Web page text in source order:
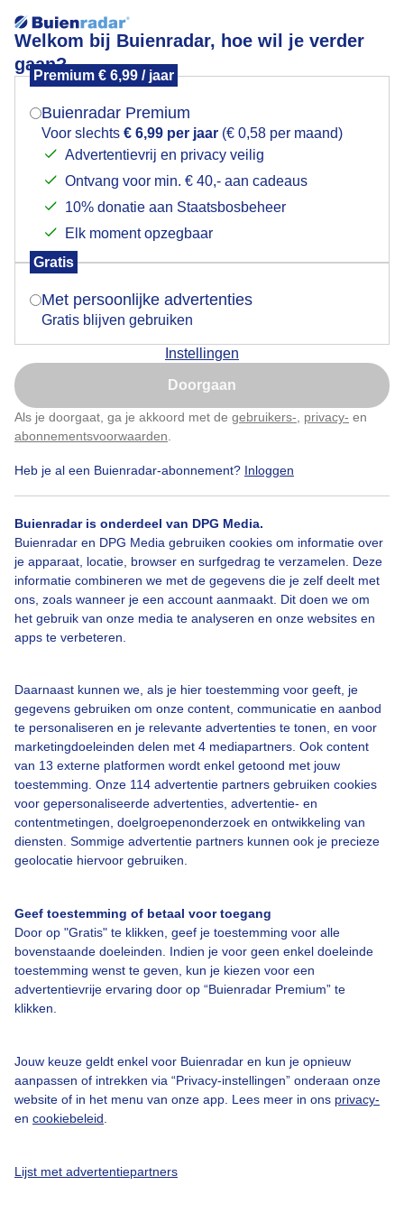
Welkom bij Buienradar, hoe wil je verder
gaan?
Premium € 6,99 / jaar
Buienradar Premium
Voor slechts € 6,99 per jaar (€ 0,58 per maand)
Advertentievrij en privacy veilig
Ontvang voor min. € 40,- aan cadeaus
10% donatie aan Staatsbosbeheer
Elk moment opzegbaar
Gratis
Met persoonlijke advertenties
Gratis blijven gebruiken
Instellingen
Doorgaan
Als je doorgaat, ga je akkoord met de gebruikers- privacy- en
abonnementsvoorwaarden
Heb je al een Buienradar-abonnement? Inloggen
Buienradar is onderdeel van DPG Media.
Buienradar en DPG Media gebruiken cookies om informatie over
je apparaat, locatie, browser en surfgedrag te verzamelen. Deze
informatie combineren we met de gegevens die je zelf deelt met
ons, zoals wanneer je een account aanmaakt. Dit doen we om
het gebruik van onze media te analyseren en onze websites en
apps te verbeteren.
Daarnaast kunnen we, als je hier toestemming voor geeft, je
gegevens gebruiken om onze content, communicatie en aanbod
te personaliseren en je relevante advertenties te tonen, en voor
marketingdoeleinden delen met 4 mediapartners. Ook content
van 13 externe platformen wordt enkel getoond met jouw
toestemming. Onze 114 advertentie partners gebruiken cookies
voor gepersonaliseerde advertenties, advertentie- en
contentmetingen, doelgroepenonderzoek en ontwikkeling van
diensten. Sommige advertentie partners kunnen ook je precieze
geolocatie hiervoor gebruiken.
Geef toestemming of betaal voor toegang
Door op "Gratis" te klikken, geef je toestemming voor alle
bovenstaande doeleinden. Indien je voor geen enkel doeleinde
toestemming wenst te geven, kun je kiezen voor een
advertentievrije ervaring door op “Buienradar Premium” te
klikken.
Jouw keuze geldt enkel voor Buienradar en kun je opnieuw
aanpassen of intrekken via “Privacy-instellingen” onderaan onze
website of in het menu van onze app. Lees meer in ons privacy-
en cookiebeleid
Lijst met advertentiepartners
Zonnebloem in de wind
De zonnenbloemen hadden het zwaar met de wind om
goed te poseren voor de foto.
Door: John Wiersma Gemaakt: 16-08-2023, 213x bekeken
Zonnenbloemen Zon Zomer
Bekijk slideshow
Een moment geduld aub...
Over Buienradar
Bedrijfsgegevens
Veelgestelde vragen
Contact
Toegankelijkheid
Adverteren
Buienradar Team
Privacy beleid
Mogen we je locatie gebruiken voor het
Indien je hier nog geen akkoord op hebt gegeven,
verschijnt er zo een pop-up uit je browser waarin
Is goed, toon de popup
Nu niet, misschien later
Klik hierom dit aan te passen